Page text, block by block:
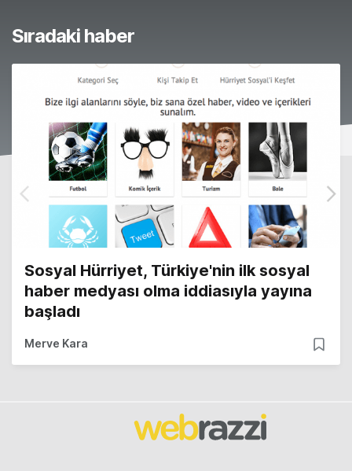
Sıradaki haber
Sosyal Hürriyet, Türkiye'nin ilk sosyal
haber medyası olma iddiasıyla yayına
başladı
Merve Kara